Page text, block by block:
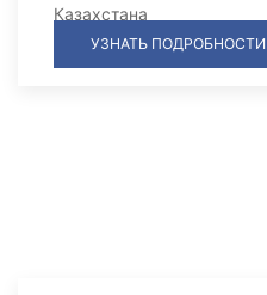
Казахстана
УЗНАТЬ ПОДРОБНОСТИ